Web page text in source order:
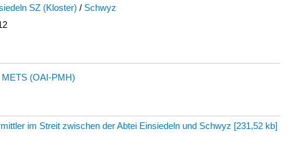
SZ (Kloster) / Schwyz
METS (OAI-PMH)
im Streit zwischen der Abtei Einsiedeln und Schwyz [231,52 kb]